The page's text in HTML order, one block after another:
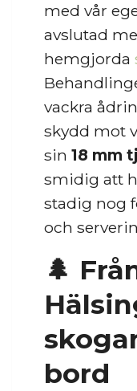
med vår
avslutad
hemgjorda
vackra
skydd mot
sin 18 mm
smidig att
stadig nog
och
🌲
bord